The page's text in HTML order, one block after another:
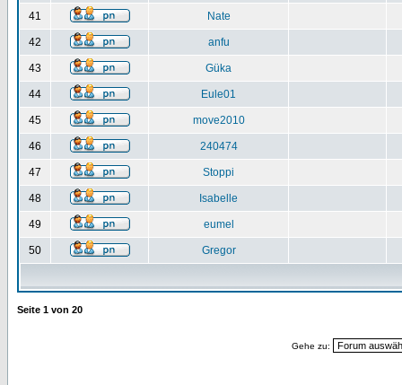
41 Nate
42 anfu
43 Güka
44 Eule01
45 move2010
46 240474
47 Stoppi
48 Isabelle
49 eumel
50 Gregor
Seite 1 von 20
Gehe zu: